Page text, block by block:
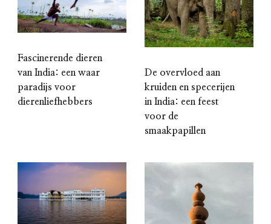
Fascinerende dieren
van India: een waar
paradijs voor
dierenliefhebbers
De overvloed aan
kruiden en specerijen
in India: een feest
voor de
smaakpapillen